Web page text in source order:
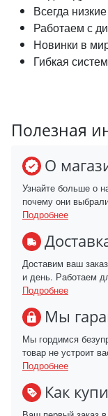
Всегда
Работаем с
Новинки в
Гибкая
Полезная
О
Узнайте больше о
почему они
Подробнее
Доставим ваш
и день. Работаем
Подробнее
Мы
Мы гордимся
товар не устроит
Подробнее
Как